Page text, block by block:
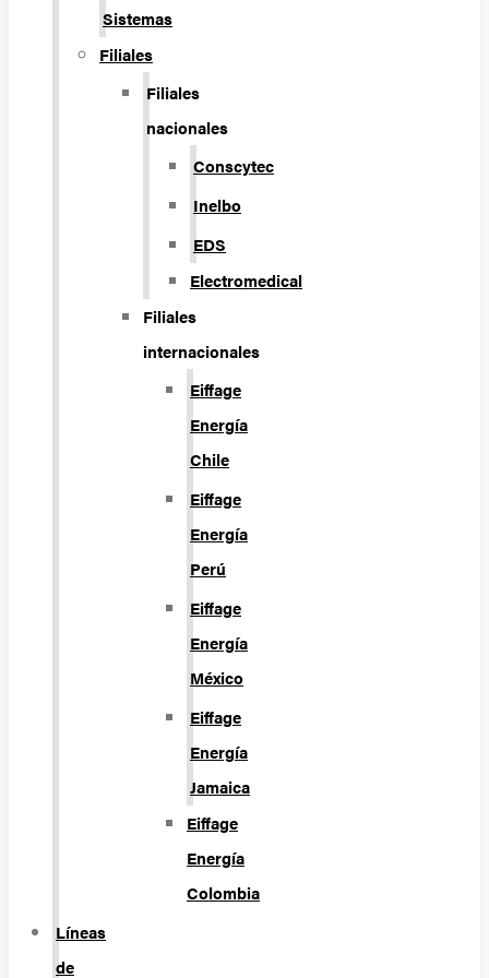
Sistemas
Filiales
Filiales
nacionales
Conscytec
Inelbo
EDS
Electromedical
Filiales
internacionales
Eiffage
Energía
Chile
Eiffage
Energía
Perú
Eiffage
Energía
México
Eiffage
Energía
Jamaica
Eiffage
Energía
Colombia
Líneas
de